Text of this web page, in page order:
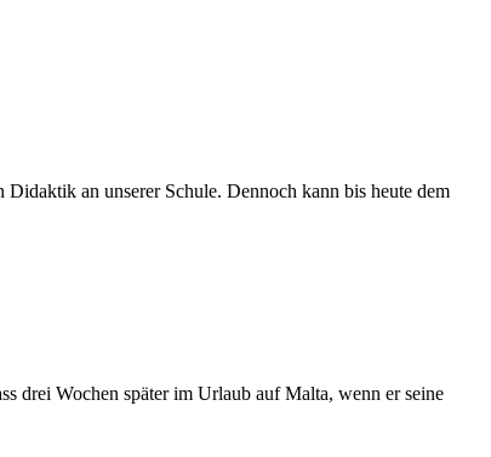
an unserer Schule. Dennoch kann bis heute dem
Wochen später im Urlaub auf Malta, wenn er seine